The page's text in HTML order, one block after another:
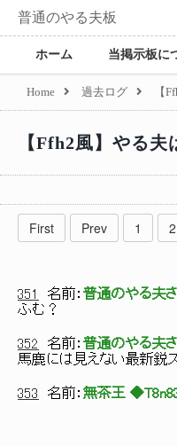
普通のやる夫板
ホーム 当掲示板に
Home 過去ログ 【
【Ffh2風】やる
First Prev 1 2
351 名前： 普通のやる夫
ふむ？
352 名前： 普通のやる夫
馬鹿には見えない最新鋭
353 名前： 無茶王
,．
/;;;;;／